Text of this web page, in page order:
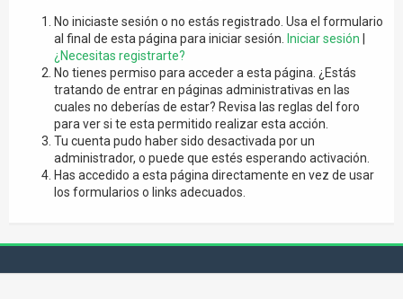
No iniciaste sesión o no estás registrado. Usa el formulario
al final de esta página para iniciar sesión.
Iniciar sesión
¿Necesitas registrarte?
No tienes permiso para acceder a esta página. ¿Estás
tratando de entrar en páginas administrativas en las
cuales no deberías de estar? Revisa las reglas del foro
para ver si te esta permitido realizar esta acción.
Tu cuenta pudo haber sido desactivada por un
administrador, o puede que estés esperando activación.
Has accedido a esta página directamente en vez de usar
los formularios o links adecuados.